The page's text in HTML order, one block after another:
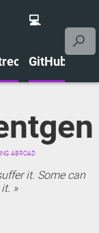
💻
GitHub
abroad
it. Some can